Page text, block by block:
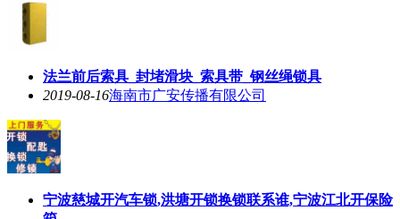
法兰前后索具_封堵滑块_索具带_钢丝绳锁具
2019-08-16海南市广安传播有限公司
宁波慈城开汽车锁,洪塘开锁换锁联系谁,宁波江北开保险